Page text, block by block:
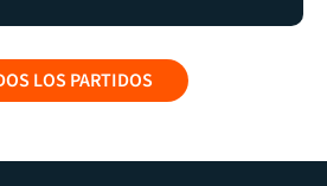
LOS PARTIDOS